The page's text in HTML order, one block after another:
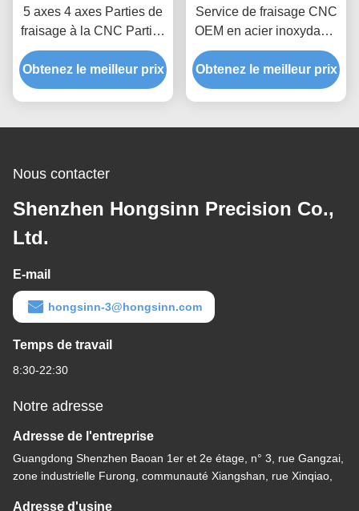
5 axes 4 axes Parties de
fraisage à la CNC Parties
métalliques fraîches
Obtenez le meilleur prix
Service de fraisage CNC
OEM en acier inoxydable
en aluminium 4 axes 5
axes 6 axes
Obtenez le meilleur prix
Nous contacter
Shenzhen Hongsinn Precision Co.,
Ltd.
E-mail
hongsinn-3@hongsinn.com
Temps de travail
8:30-22:30
Notre adresse
Adresse de l'entreprise
Guangdong Shenzhen Baoan 1er et 2e étage, n° 3, rue Gangzai,
zone industrielle Furong, communauté Xiangshan, rue Xinqiao,
Adresse d'usine